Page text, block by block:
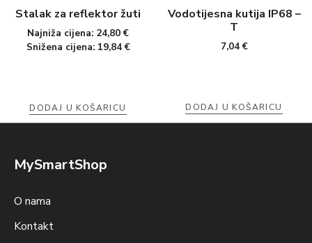
Stalak za reflektor žuti
Najniža cijena: 24,80€
Snižena cijena: 19,84€
DODAJ U KOŠARICU
Vodotijesna kutija IP68 –
T
7,04€
DODAJ U KOŠARICU
MySmartShop
O nama
Kontakt